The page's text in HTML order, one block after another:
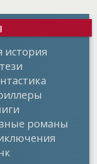
история
романы